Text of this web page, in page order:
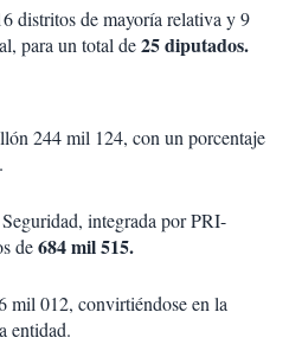
distritos de mayoría relativa y 9
para un total de25 diputados.
244 mil 124, con un porcentaje
.
integrada por PRI-
de684 mil 515.
mil 012, convirtiéndose en la
entidad.